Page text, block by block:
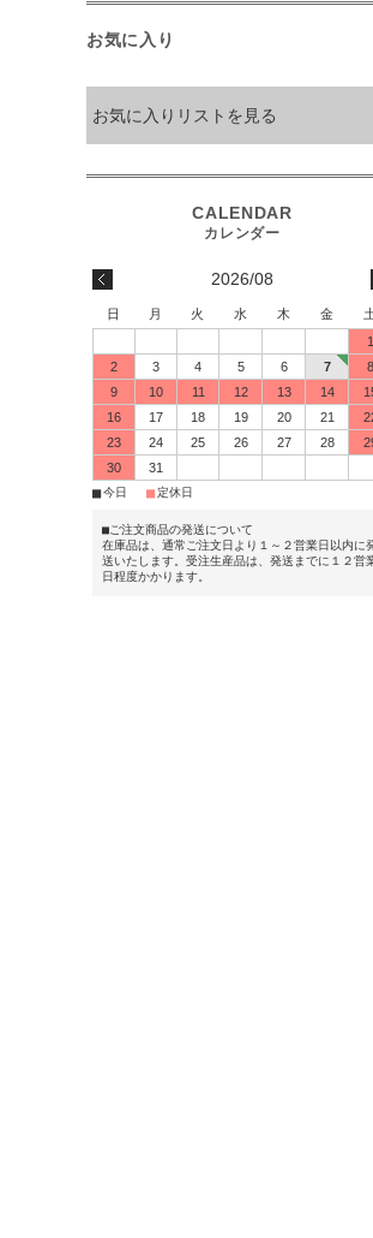
お気に入り
お気に入りリストを見る
2026/08
日 月 火 水 木 金
1
2
3 4 5 6 7
8
9
10 11 12 13 14
16
17 18 19 20 21
23
24 25 26 27 28
30
31
■今日 ■定休日
■ご注文商品の発送について
在庫品は、通常ご注文日より１～２営業日以内に
送いたします。受注生産品は、発送までに１２営
日程度かかります。